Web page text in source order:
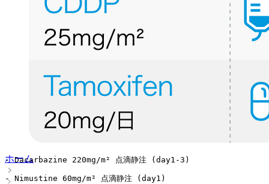
- Dacarbazine 220mg/m² 点滴静注 (day1-3)
- Nimustine 60mg/m² 点滴静注 (day1)
ホーム